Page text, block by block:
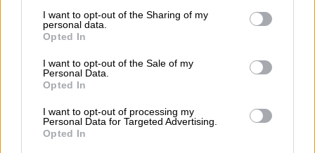
not limited to your visit or usage behaviour. You may click to
grant or deny consent to Google and its third-party tags to
use your data for below specified purposes in below Google
consent section.
I want to opt-out of the Sharing of my
personal data.
Opted In
I want to opt-out of the Sale of my
Personal Data.
Opted In
I want to opt-out of processing my
Personal Data for Targeted Advertising.
Opted In
Ο σπουδαίος Έλληνας σκηνοθέτης μιλά στο
ethnos.gr για τις νέες του παραστάσεις,
εξηγεί γιατί ζούμε σε μια εποχή που
περιμένουμε χωρίς να διεκδικούμε
ΑΛΛΑ #TAGS
Νένα Μεντή